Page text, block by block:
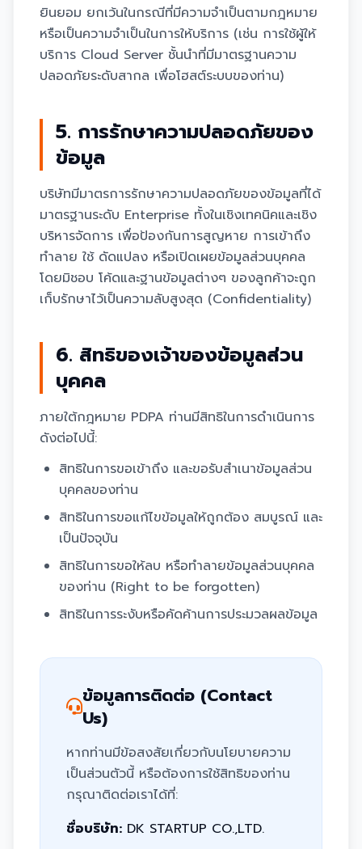
ยินยอม ยกเว้นในกรณีที่มีความจำเป็นตามกฎหมาย
หรือเป็นความจำเป็นในการให้บริการ (เช่น การใช้ผู้ให้
บริการ Cloud Server ชั้นนำที่มีมาตรฐานความ
ปลอดภัยระดับสากล เพื่อโฮสต์ระบบของท่าน)
5. การรักษาความปลอดภัยของ
ข้อมูล
บริษัทมีมาตรการรักษาความปลอดภัยของข้อมูลที่ได้
มาตรฐานระดับ Enterprise ทั้งในเชิงเทคนิคและเชิง
บริหารจัดการ เพื่อป้องกันการสูญหาย การเข้าถึง
ทำลาย ใช้ ดัดแปลง หรือเปิดเผยข้อมูลส่วนบุคคล
โดยมิชอบ โค้ดและฐานข้อมูลต่างๆ ของลูกค้าจะถูก
เก็บรักษาไว้เป็นความลับสูงสุด (Confidentiality)
6. สิทธิของเจ้าของข้อมูลส่วน
บุคคล
ภายใต้กฎหมาย PDPA ท่านมีสิทธิในการดำเนินการ
ดังต่อไปนี้:
สิทธิในการขอเข้าถึง และขอรับสำเนาข้อมูลส่วน
บุคคลของท่าน
สิทธิในการขอแก้ไขข้อมูลให้ถูกต้อง สมบูรณ์ และ
เป็นปัจจุบัน
สิทธิในการขอให้ลบ หรือทำลายข้อมูลส่วนบุคคล
ของท่าน (Right to be forgotten)
สิทธิในการระงับหรือคัดค้านการประมวลผลข้อมูล
ข้อมูลการติดต่อ (Contact
Us)
หากท่านมีข้อสงสัยเกี่ยวกับนโยบายความ
เป็นส่วนตัวนี้ หรือต้องการใช้สิทธิของท่าน
กรุณาติดต่อเราได้ที่:
ชื่อบริษัท: DK STARTUP CO.,LTD.